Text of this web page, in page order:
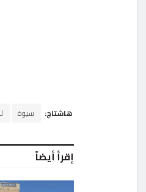
هاشتاج: سيوة
إقرأ أيضاً